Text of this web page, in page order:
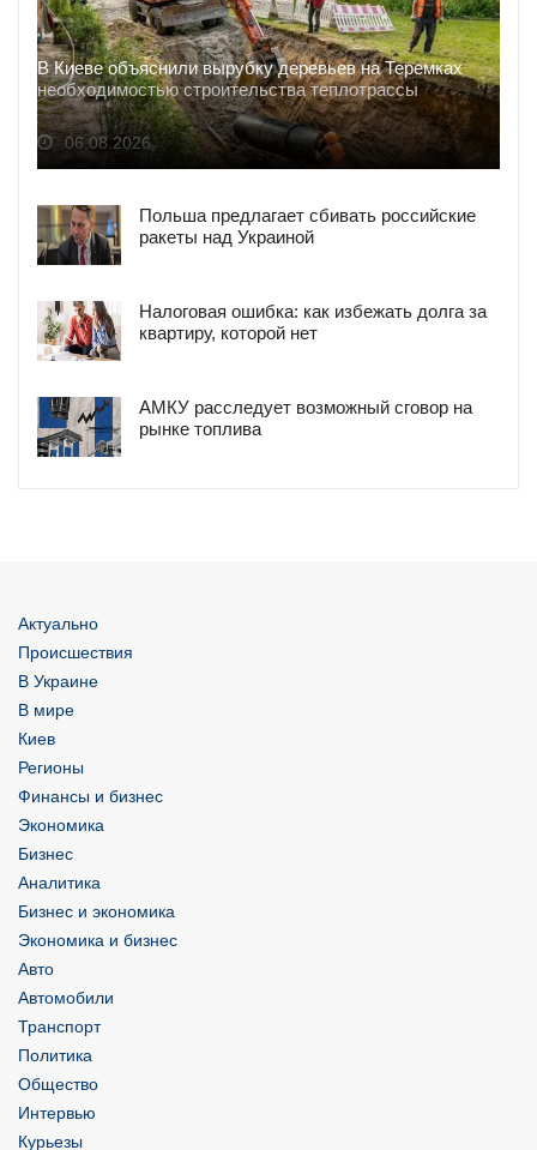
В Киеве объяснили вырубку деревьев на Теремках
необходимостью строительства теплотрассы
06.08.2026
Польша предлагает сбивать российские
ракеты над Украиной
Налоговая ошибка: как избежать долга за
квартиру, которой нет
АМКУ расследует возможный сговор на
рынке топлива
Актуально
Происшествия
В Украине
В мире
Киев
Регионы
Финансы и бизнес
Экономика
Бизнес
Аналитика
Бизнес и экономика
Экономика и бизнес
Авто
Автомобили
Транспорт
Политика
Общество
Интервью
Курьезы